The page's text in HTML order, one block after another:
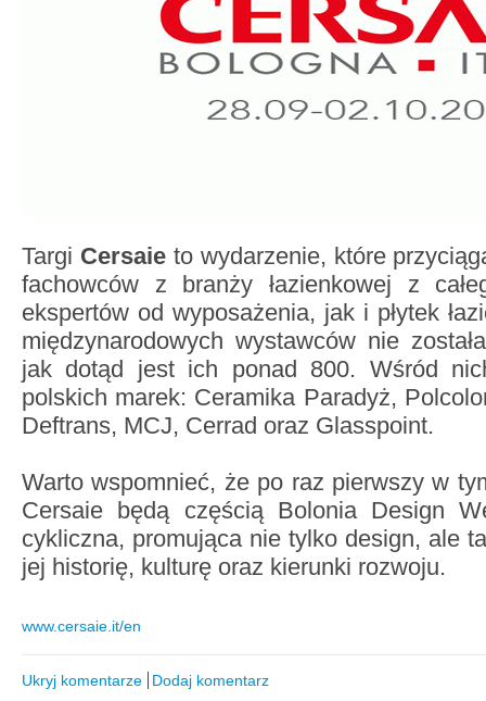
Targi Cersaie to wydarzenie, które
fachowców z branży łazienkowej z
ekspertów od wyposażenia, jak i płytek
międzynarodowych wystawców nie
jak dotąd jest ich ponad 800. Wśród
polskich marek: Ceramika Paradyż,
Deftrans, MCJ, Cerrad oraz Glasspoint.
Warto wspomnieć, że po raz pierwszy w
Cersaie będą częścią Bolonia Design
cykliczna, promująca nie tylko design, ale
jej historię, kulturę oraz kierunki rozwoju.
www.cersaie.it/en
Ukryj komentarze Dodaj komentarz